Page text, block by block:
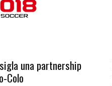
una partnership
Colo